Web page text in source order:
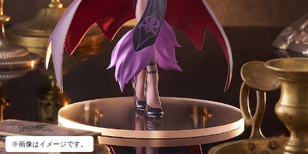
※画像はイメージです。